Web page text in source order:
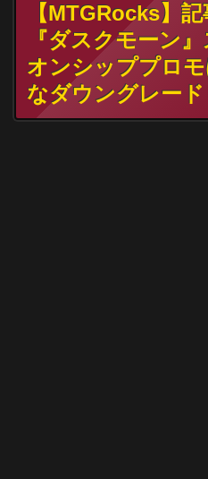
【MTGRocks】
『ダスクモーン
オンシッププロ
なダウングレード